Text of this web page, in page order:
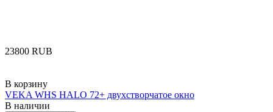
‍23800‍ RUB
В корзину
VEKA WHS HALO 72+ двухстворчатое окно
В наличии